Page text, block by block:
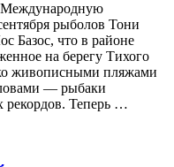
Международную
рыболов Тони
Базос, что в районе
на берегу Тихого
живописными пляжами
— рыбаки
рекордов. Теперь …